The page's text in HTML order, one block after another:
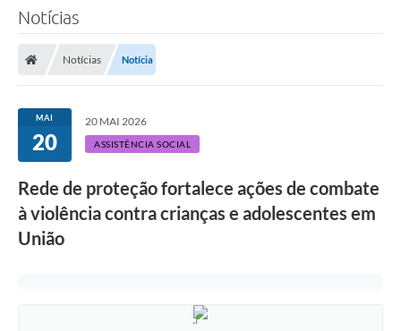
Notícias
Notícias Notícia
MAI
20
20 MAI 2026
ASSISTÊNCIA SOCIAL
Rede de proteção fortalece ações de combate
à violência contra crianças e adolescentes em
União